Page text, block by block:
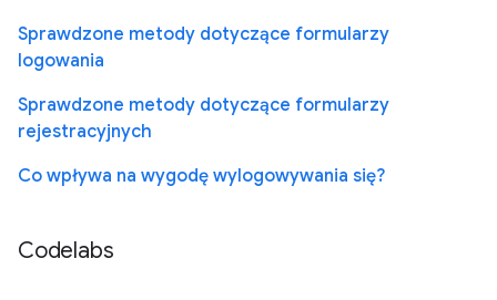
Sprawdzone metody dotyczące formularzy
logowania
Sprawdzone metody dotyczące formularzy
rejestracyjnych
Co wpływa na wygodę wylogowywania się?
Codelabs